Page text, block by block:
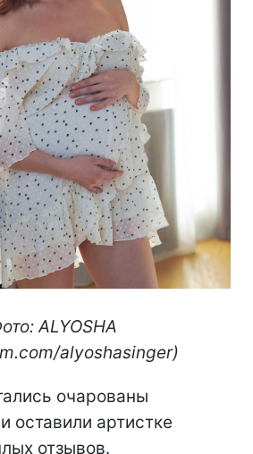
ALYOSHA
alyoshasinger)
очарованы
оставили артистке
отзывов.